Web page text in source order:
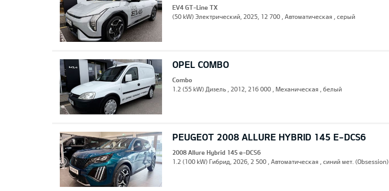
EV4 GT-Line TX
(50 kW) Электрический, 2025, 12 700 , Автоматическая , серый
OPEL COMBO
Combo
1.2 (55 kW) Дизель , 2012, 216 000 , Механическая , белый
PEUGEOT 2008 ALLURE HYBRID 145 E-DCS6
2008 Allure Hybrid 145 e-DCS6
1.2 (100 kW) Гибрид, 2026, 2 500 , Автоматическая , синий мет. (Obsession)